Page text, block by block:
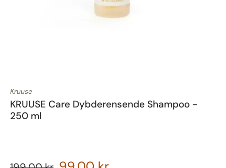
Kruuse
KRUUSE Care Dybderensende Shampoo -
250 ml